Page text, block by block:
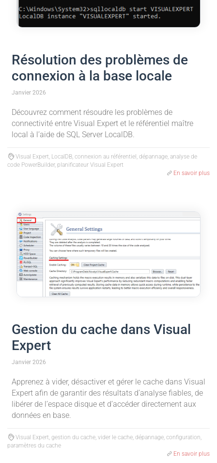
Résolution des problèmes de
connexion à la base locale
Janvier 2026
Découvrez comment résoudre les problèmes de
connectivité entre Visual Expert et le référentiel maître
local à l’aide de SQL Server LocalDB.
Visual Expert, LocalDB, connexion au référentiel, dépannage, analyse de
code PowerBuilder, planificateur Visual Expert
En savoir plus
Gestion du cache dans Visual
Expert
Janvier 2026
Apprenez à vider, désactiver et gérer le cache dans Visual
Expert afin de garantir des résultats d’analyse fiables, de
libérer de l’espace disque et d’accéder directement aux
données en base.
Visual Expert, gestion du cache, vider le cache, dépannage, configuration,
paramètres du cache
En savoir plus